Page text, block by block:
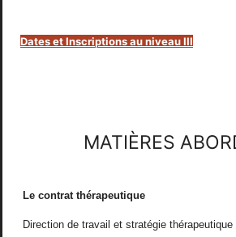
Dates et Inscriptions au niveau III
MATIÈRES
Le contrat thérapeutique
Direction de travail et stratégie thérapeutique